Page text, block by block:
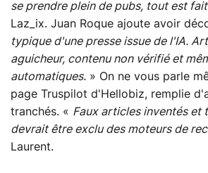
se prendre plein de pubs, tout est
Laz_ix. Juan Roque ajoute avoir
typique d'une presse issue de l'IA.
aguicheur, contenu non vérifié et
automatiques. » On ne vous parle
page Truspilot d'Hellobiz, remplie
tranchés. « Faux articles inventés et
devrait être exclu des moteurs de
Laurent.